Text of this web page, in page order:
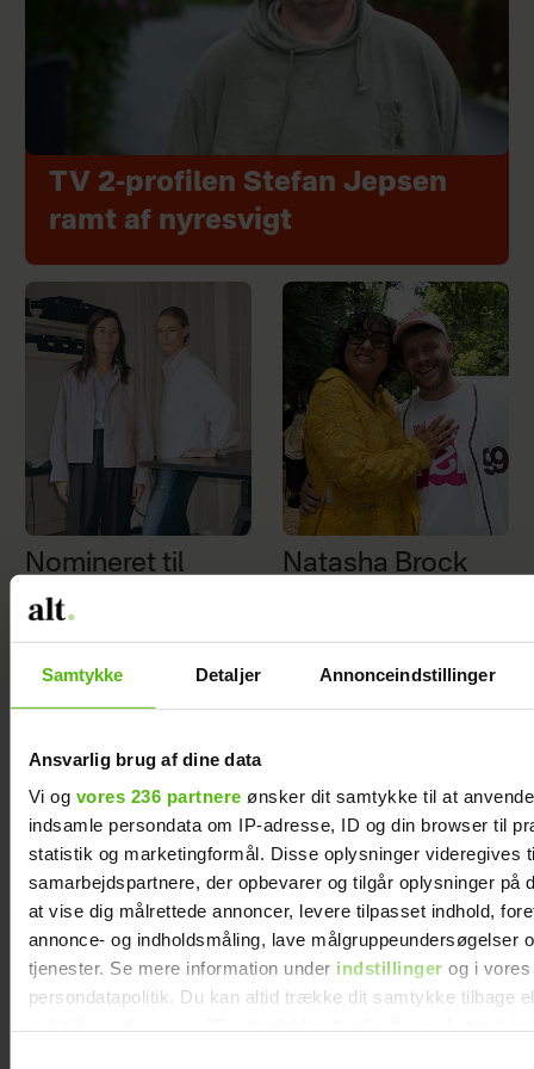
Samtykke Detaljer Annonceindstillinger
Ansvarlig brug af dine data
Vi og vores 236 partnere ønsker dit samtykke til at
indsamle persondata om IP-adresse, ID og din browser til
statistik og marketingformål. Disse oplysninger videregives
samarbejdspartnere, der opbevarer og tilgår oplysninger på
at vise dig målrettede annoncer, levere tilpasset indhold,
annonce- og indholdsmåling, lave målgruppeundersøgelser
tjenester. Se mere information under indstillinger og i vores
persondatapolitik. Du kan altid trække dit samtykke tilbage
TV 2-profilen Stefan Jepsen
ramt af nyresvigt
Nomineret til
årets Guldknap:
"Dét er årsagen
til, at vores
designs bliver
ved med at have
relevans"
Natasha Brock
på Skanderborg
Find svar i vores
brevkasser